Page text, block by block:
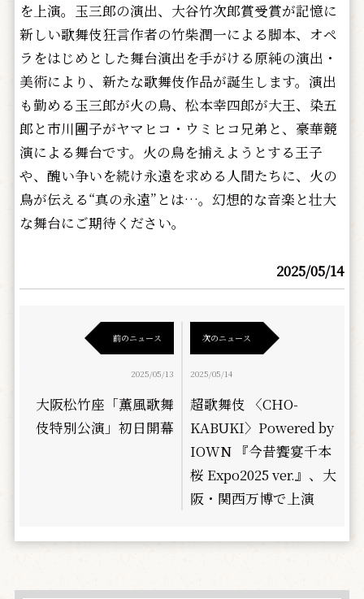
を上演。玉三郎の演出、大谷竹次郎賞受賞が記憶に
新しい歌舞伎狂言作者の竹柴潤一による脚本、オペ
ラをはじめとした舞台演出を手がける原純の演出・
美術により、新たな歌舞伎作品が誕生します。演出
も勤める玉三郎が火の鳥、松本幸四郎が大王、染五
郎と市川團子がヤマヒコ・ウミヒコ兄弟と、豪華競
演による舞台です。火の鳥を捕えようとする王子
や、醜い争いを続け永遠を求める人間たちに、火の
鳥が伝える“真の永遠”とは…。幻想的な音楽と壮大
な舞台にご期待ください。
2025/05/14
前のニュース
2025/05/13
大阪松竹座「薫風歌舞
伎特別公演」初日開幕
次のニュース
2025/05/14
超歌舞伎 〈CHO-
KABUKI〉Powered by
IOWN 『今昔饗宴千本
桜 Expo2025 ver.』、大
阪・関西万博で上演